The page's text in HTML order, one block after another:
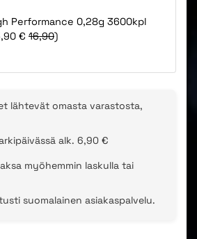
Performance 0,28g 3600kpl
€ 16,90)
lähtevät omasta varastosta,
alk. 6,90 €
myöhemmin laskulla tai
suomalainen asiakaspalvelu.